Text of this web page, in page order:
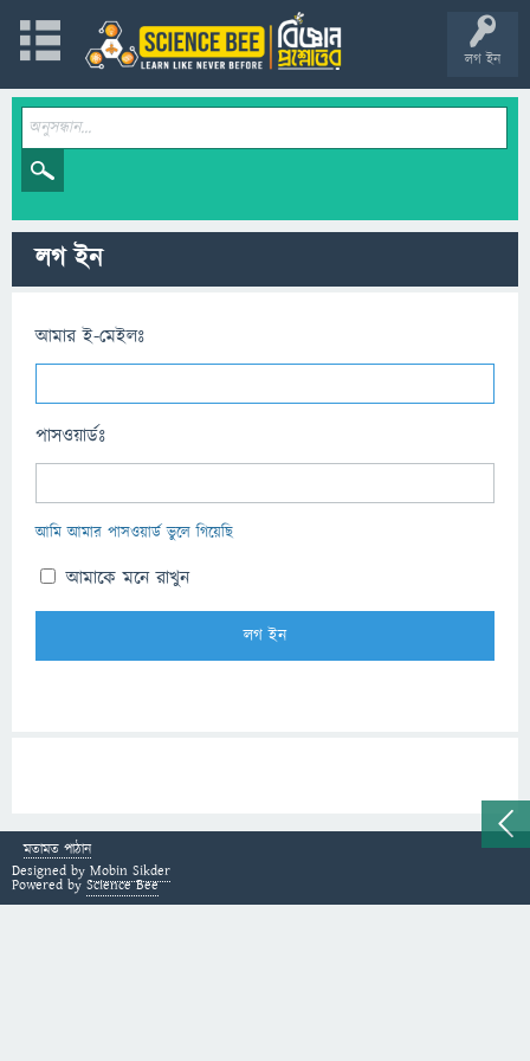
লগ ইন
লগ ইন
আমার ই-মেইলঃ
পাসওয়ার্ডঃ
আমি আমার পাসওয়ার্ড ভুলে গিয়েছি
আমাকে মনে রাখুন
মতামত পাঠান
Designed by Mobin Sikder
Powered by Science Bee